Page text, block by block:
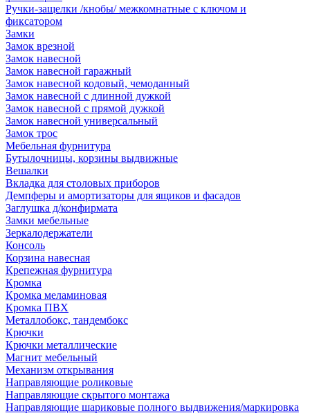
Ручки-защелки /кнобы/ межкомнатные с ключом и
фиксатором
Замки
Замок врезной
Замок навесной
Замок навесной гаражный
Замок навесной кодовый, чемоданный
Замок навесной с длинной дужкой
Замок навесной с прямой дужкой
Замок навесной универсальный
Замок трос
Мебельная фурнитура
Бутылочницы, корзины выдвижные
Вешалки
Вкладка для столовых приборов
Демпферы и амортизаторы для ящиков и фасадов
Заглушка д/конфирмата
Замки мебельные
Зеркалодержатели
Консоль
Корзина навесная
Крепежная фурнитура
Кромка
Кромка меламиновая
Кромка ПВХ
Металлобокс, тандембокс
Крючки
Крючки металлические
Магнит мебельный
Механизм открывания
Направляющие роликовые
Направляющие скрытого монтажа
Направляющие шариковые полного выдвижения/маркировка